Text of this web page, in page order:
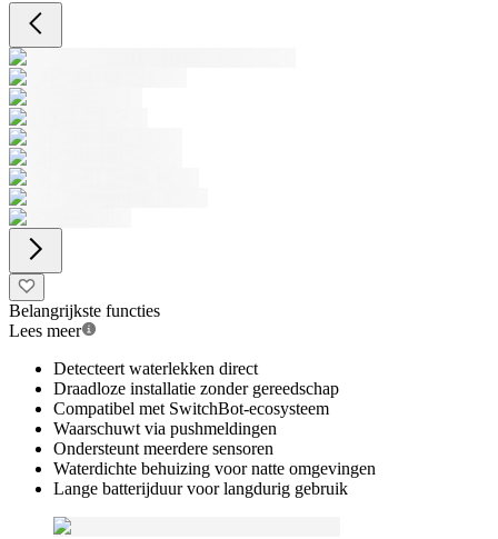
Belangrijkste functies
Lees meer
Detecteert waterlekken direct
Draadloze installatie zonder gereedschap
Compatibel met SwitchBot-ecosysteem
Waarschuwt via pushmeldingen
Ondersteunt meerdere sensoren
Waterdichte behuizing voor natte omgevingen
Lange batterijduur voor langdurig gebruik